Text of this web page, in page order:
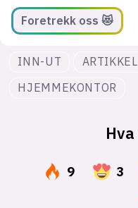
Foretrekk oss 😻
INN-UT ARTIKKEL
HJEMMEKONTOR